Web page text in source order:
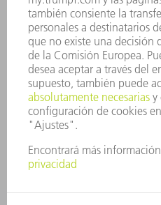
SISTEMA DE INFORMADORES
SEGURIDAD
COMUNICADOS DE PRENSA
REVISTAS
SOSTENIBILIDAD
MEDIO AMBIENTE Y CLIMA
SOCIEDAD Y EMPRESA
GESTIÓN EMPRESARIAL